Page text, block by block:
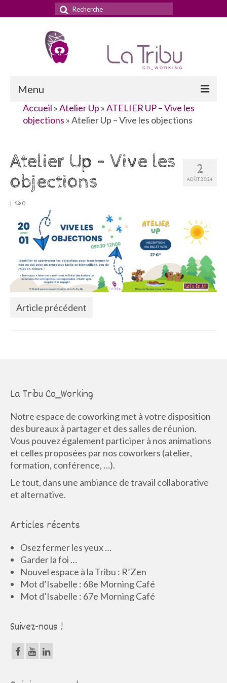
Rechercher
:
Menu
Accueil
Le concept
Nos services
La domiciliation commerciale
La Communauté
Annuaire des Co_Workers
Les Événements
Le Blog
Accueil »Atelier Up »ATELIER UP – Vive les
objections »Atelier Up – Vive les objections
2
AOÛT 2024
Atelier Up – Vive les
objections
| 0
Article précédent
La Tribu Co_Working
Notre espace de coworking met à votre disposition
des bureaux à partager et des salles de réunion.
Vous pouvez également participer à nos animations
et celles proposées par nos coworkers (atelier,
formation, conférence, …).
Le tout, dans une ambiance de travail collaborative
et alternative.
Articles récents
Osez fermer les yeux …
Garder la foi …
Nouvel espace à la Tribu : R’Zen
Mot d’Isabelle : 68e Morning Café
Mot d’Isabelle : 67e Morning Café
Suivez-nous !